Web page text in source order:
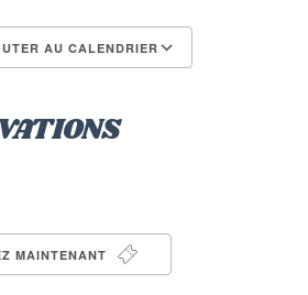
AU CALENDRIER
MAINTENANT